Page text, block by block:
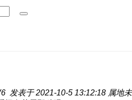
发表于 2021-10-5 13:12:18 属地